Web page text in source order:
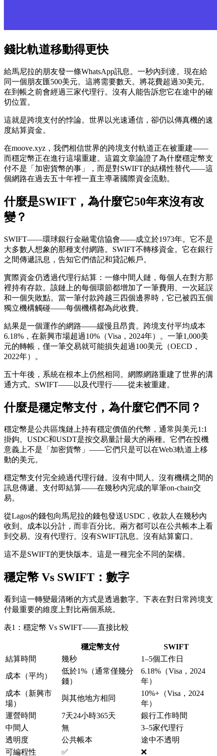
錢比軌道移動得更快
給馬尼拉的朋友發一條WhatsApp訊息。一秒內到達。現在給
同一個朋友匯500美元。這將需要數天。將花費超過30美元。
在到帳之前會經過三家代理行。沒有人能告訴您它在途中的確
切位置。
這就是跨境支付的悖論。世界以光速通信，卻仍以傳真機的速
度結算資金。
在moove.xyz，我們相信世界的跨境支付軌道正在被重建——
而穩定幣正在進行這場重建。這篇文章論證了為什麼穩定幣支
付不是「加密貨幣的事」，而是對SWIFT的結構性替代——這
個網路在過去五十年裡一直主導著國際資金流動。
什麼是SWIFT，為什麼它50年來沒有改
變？
SWIFT——環球銀行金融電信協會——成立於1973年。它不是
大多數人想象的那種支付網路。SWIFT不轉移資金。它在銀行
之間傳遞訊息，告知它們借記和貸記帳戶。
實際資金仍透過代理行結算：一條中間人鏈，每個人在對方那
裡持有存款。該鏈上的每個環節都增加了一筆費用、一次延誤
和一個失敗點。當一筆付款跨越三四個邊界時，它已被四五個
獨立機構觸碰——每個機構都為此收費。
結果是一個運作的網路——緩慢且昂貴。跨境支付平均成本
6.18%，在新興市場超過10%（Visa，2024年）。一筆1,000美
元的轉帳，僅一筆交易就可能損失超過100美元（OECD，
2022年）。
五十年後，系統在根本上仍然相同。網際網路重建了世界的溝
通方式。SWIFT——以及代理行——從未被重建。
什麼是穩定幣支付，為什麼它們不同？
穩定幣是公共區塊鏈上持有穩定價值的代幣，通常與美元1:1
掛鉤。USDC和USDT是按交易量計最大的兩種。它們在投機
意義上不是「加密貨幣」——它們只是可以在Web3軌道上移
動的美元。
穩定幣支付完全繞過代理行鏈。沒有中間人。沒有機構之間的
訊息傳遞。支付即結算——在幾秒內完成的單筆on-chain交
易。
從Lagos的錢包向馬尼拉的錢包發送USDC，收款人在幾秒內
收到。成本以分計，而非百分比。兩方都可以在公共帳本上看
到交易。沒有代理行。沒有SWIFT訊息。沒有結算窗口。
這不是SWIFT的更快版本。這是一種完全不同的架構。
穩定幣 Vs SWIFT：數字
看到這一轉變最清晰的方式是透過數字。下表在對日常跨境支
付最重要的維度上對比兩個系統。
表1：穩定幣 Vs SWIFT——直接比較
穩定幣支付
SWIFT
結算時間
幾秒 1–5個工作日
成本（平均）
低於1%（通常僅幾分
錢）
6.18%（Visa，2024
年）
成本（新興市
場）
與其他地方相同
10%+（Visa，2024
年）
運營時間
7天24小時365天
銀行工作時間
中間人
無
3–5家代理行
透明度
公共帳本
途中不透明
可編程性
✅ ❌